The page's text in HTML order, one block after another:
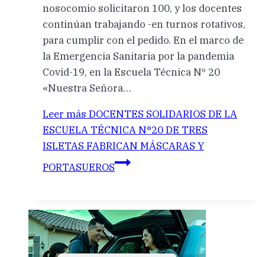
nosocomio solicitaron 100, y los docentes
continúan trabajando -en turnos rotativos,
para cumplir con el pedido. En el marco de
la Emergencia Sanitaria por la pandemia
Covid-19, en la Escuela Técnica Nº 20
«Nuestra Señora…
Leer más DOCENTES SOLIDARIOS DE LA
ESCUELA TÉCNICA N°20 DE TRES
ISLETAS FABRICAN MÁSCARAS Y
PORTASUEROS